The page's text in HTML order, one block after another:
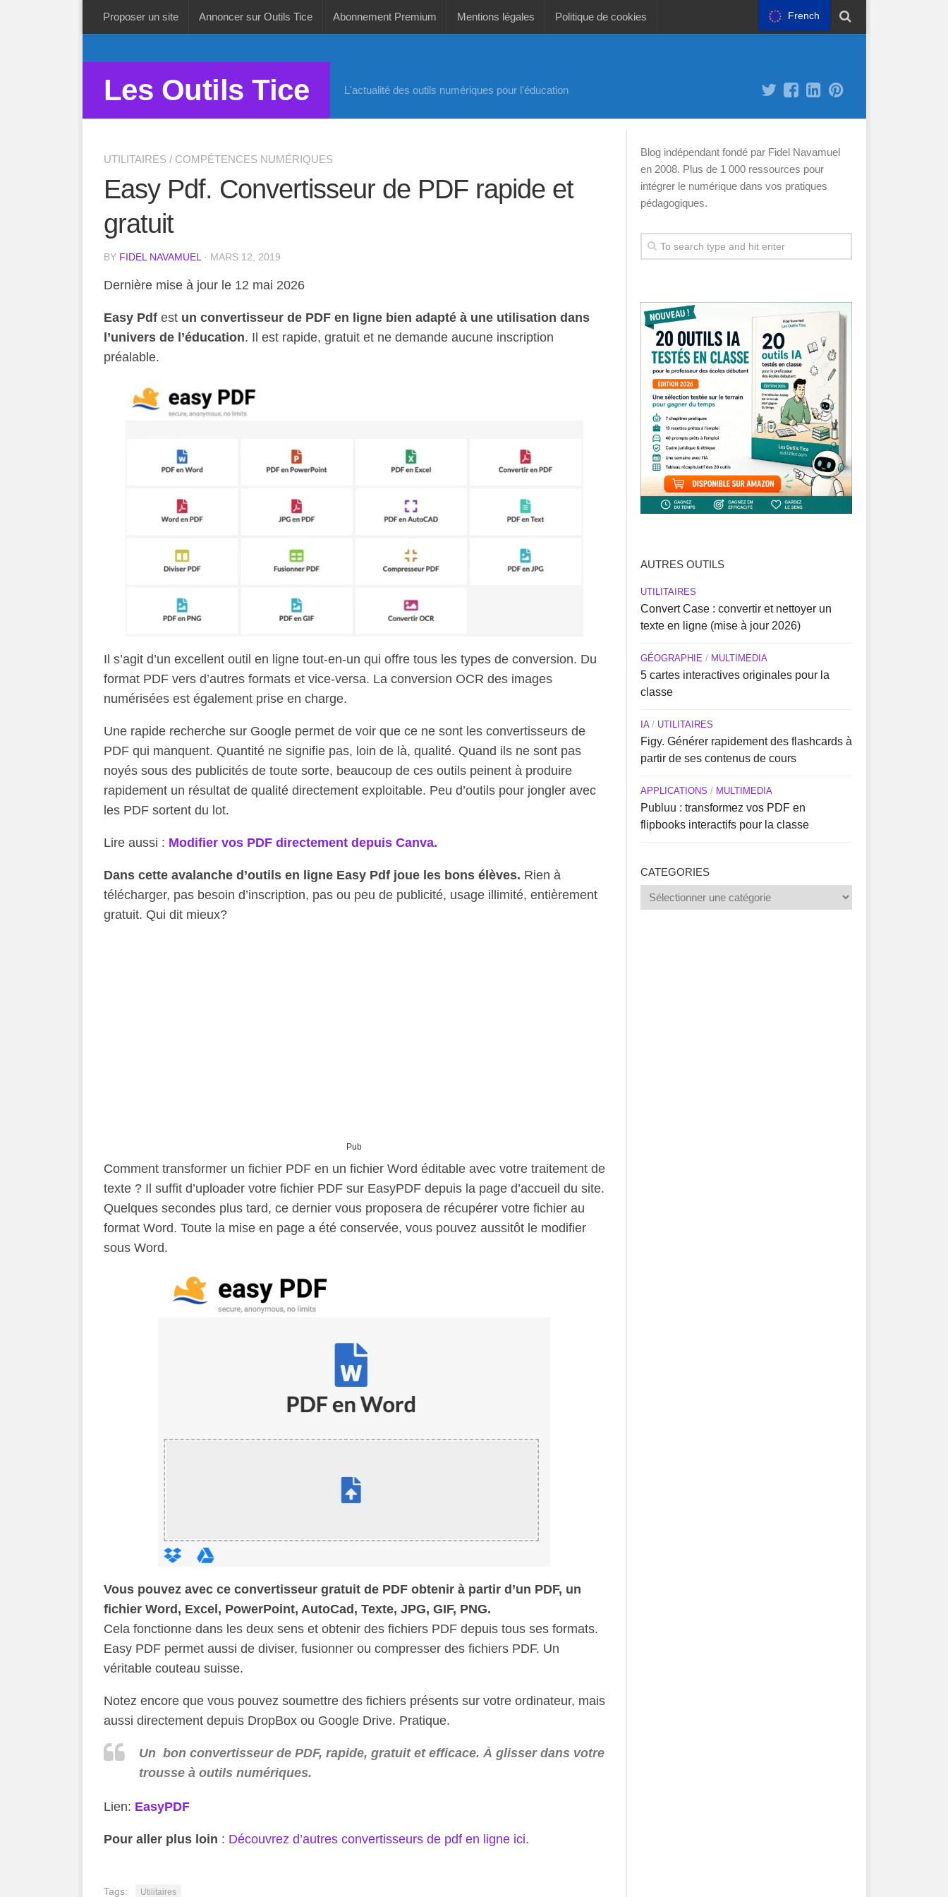
Proposer un site Annoncer sur Outils Tice Abonnement Premium Mentions légales Politique de cookies
Les Outils Tice L'actualité des outils numériques pour l'éducation
UTILITAIRES / COMPÉTENCES NUMÉRIQUES
Easy Pdf. Convertisseur de PDF rapide et
gratuit
BY FIDEL NAVAMUEL · MARS 12, 2019
Dernière mise à jour le 12 mai 2026
Easy Pdfest un convertisseur de PDF en ligne bien adapté à une utilisation dans
l’univers de l’éducation. Il est rapide, gratuit et ne demande aucune inscription
préalable.
Il s’agit d’un excellent outil en ligne tout-en-un qui offre tous les types de conversion. Du
format PDF vers d’autres formats et vice-versa. La conversion OCR des images
numérisées est également prise en charge.
Une rapide recherche sur Google permet de voir que ce ne sont les convertisseurs de
PDF qui manquent. Quantité ne signifie pas, loin de là, qualité. Quand ils ne sont pas
noyés sous des publicités de toute sorte, beaucoup de ces outils peinent à produire
rapidement un résultat de qualité directement exploitable. Peu d’outils pour jongler avec
les PDF sortent du lot.
Lire aussi : Modifier vos PDF directement depuis Canva.
Dans cette avalanche d’outils en ligne Easy Pdf joue les bons élèves. Rien à
télécharger, pas besoin d’inscription, pas ou peu de publicité, usage illimité, entièrement
gratuit. Qui dit mieux?
Pub
Comment transformer un fichier PDF en un fichier Word éditable avec votre traitement de
texte ? Il suffit d’uploader votre fichier PDF sur EasyPDF depuis la page d’accueil du site.
Quelques secondes plus tard, ce dernier vous proposera de récupérer votre fichier au
format Word. Toute la mise en page a été conservée, vous pouvez aussitôt le modifier
sous Word.
Vous pouvez avec ce convertisseur gratuit de PDF obtenir à partir d’un PDF, un
fichier Word, Excel, PowerPoint, AutoCad, Texte, JPG, GIF, PNG.
Cela fonctionne dans les deux sens et obtenir des fichiers PDF depuis tous ses formats.
Easy PDF permet aussi de diviser, fusionner ou compresser des fichiers PDF. Un
véritable couteau suisse.
Notez encore que vous pouvez soumettre des fichiers présents sur votre ordinateur, mais
aussi directement depuis DropBox ou Google Drive. Pratique.
Un bon convertisseur de PDF, rapide, gratuit et efficace. À glisser dans votre
trousse à outils numériques.
Lien: EasyPDF
Pour aller plus loin : Découvrez d’autres convertisseurs de pdf en ligne ici.
Tags: Utilitaires
Blog indépendant fondé par Fidel Navamuel
en 2008. Plus de 1 000 ressources pour
intégrer le numérique dans vos pratiques
pédagogiques.
AUTRES OUTILS
UTILITAIRES
Convert Case : convertir et nettoyer un
texte en ligne (mise à jour 2026)
GÉOGRAPHIE/ MULTIMEDIA
5 cartes interactives originales pour la
classe
IA/ UTILITAIRES
Figy. Générer rapidement des flashcards à
partir de ses contenus de cours
APPLICATIONS / MULTIMEDIA
Publuu : transformez vos PDF en
flipbooks interactifs pour la classe
CATEGORIES
Categories
French